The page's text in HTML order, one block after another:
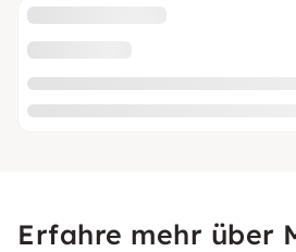
Erfahre mehr über